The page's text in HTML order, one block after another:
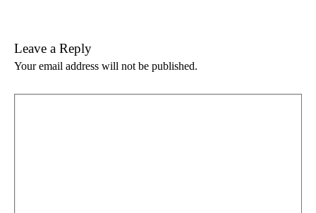
Leave a Reply
Your email address will not be published.